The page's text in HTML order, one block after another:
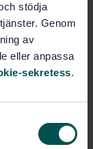
stödja
Genom
av
eller anpassa
sekretess.
Read more
1 640 SEK
Add to cart
Show more